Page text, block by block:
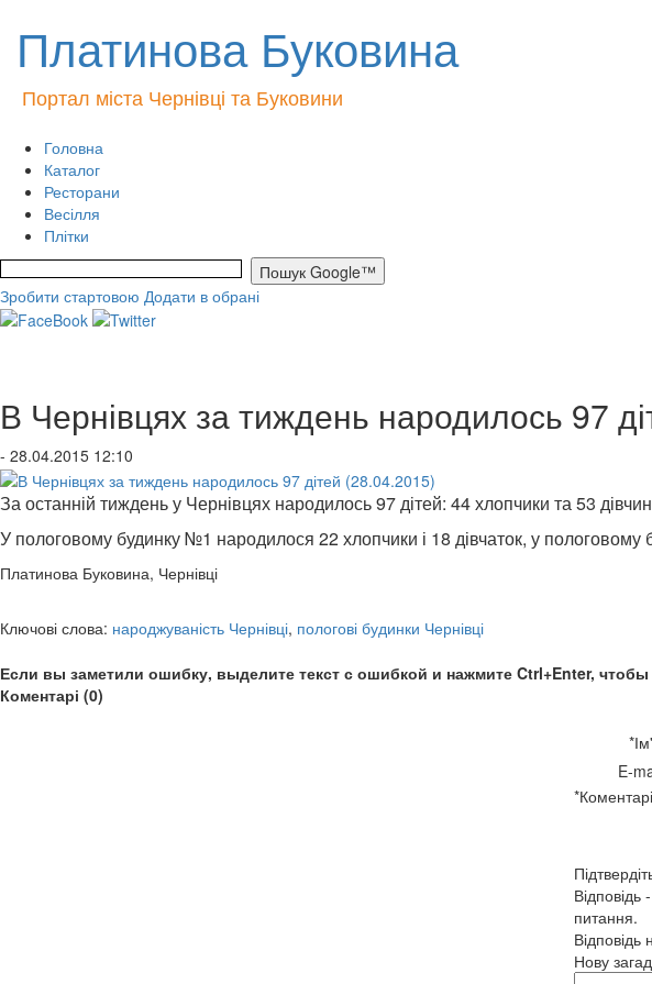
Платинова Буковина
Портал міста Чернівці та Буковини
Головна
Каталог
Ресторани
Весілля
Плітки
Зробити стартовою Додати в обрані
В Чернівцях за тиждень народилось 97
- 28.04.2015 12:10
За останній тиждень у Чернівцях народилось 97 дітей: 44 хлопчики та 53
У пологовому будинку №1 народилося 22 хлопчики і 18 дівчаток, у пологовому
Платинова Буковина, Чернівці
Ключові слова: народжуваність Чернівці, пологові будинки Чернівці
Если вы заметили ошибку, выделите текст с ошибкой и нажмите Ctrl+Enter,
Коментарі (0)
*
E-
*
питання.
Відповідь
Нову